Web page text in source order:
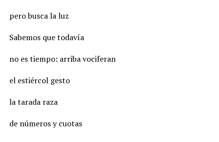
pero busca la luz
Sabemos que todavía
no es tiempo: arriba vociferan
el estiércol gesto
la tarada raza
de números y cuotas